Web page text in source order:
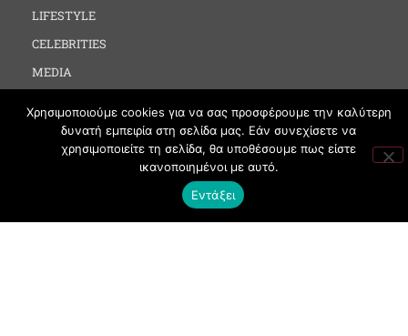
LIFESTYLE
CELEBRITIES
MEDIA
CLUBBING
FASHION
Χρησιμοποιούμε cookies για να σας προσφέρουμε την καλύτερη
δυνατή εμπειρία στη σελίδα μας. Εάν συνεχίσετε να
χρησιμοποιείτε τη σελίδα, θα υποθέσουμε πως είστε
ικανοποιημένοι με αυτό.
Εντάξει